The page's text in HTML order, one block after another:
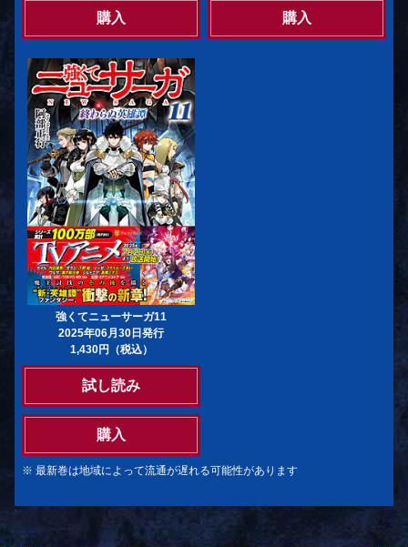
購入 購入
強くてニューサーガ11
2025年06月30日発行
1,430円（税込）
試し読み
購入
※ 最新巻は地域によって流通が遅れる可能性があります